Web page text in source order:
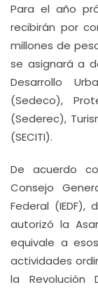
Para el año
recibirán por
millones de
se asignará a
Desarrollo
(Sedeco),
(Sederec),
(SECITI).
De acuerdo
Consejo
Federal
autorizó la
equivale a
actividades
la Revolución